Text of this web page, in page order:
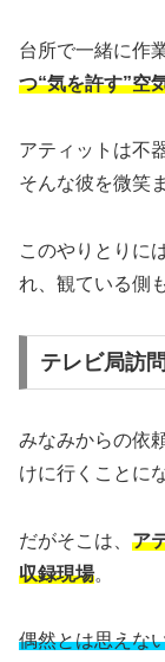
台所で一緒に作
つ“気を許す”空
アティットは不
そんな彼を微笑
このやりとりには
れ、観ている側
テレビ局訪
みなみからの依
けに行くことに
だがそこは、 ア
収録現場。
偶然とは思えな